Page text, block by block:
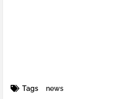
Tags news